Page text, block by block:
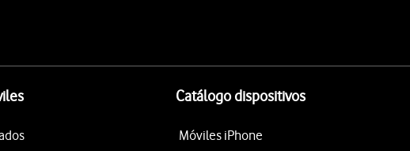
Catálogo dispositivos
Móviles iPhone